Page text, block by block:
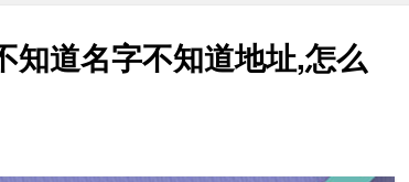
知道名字不知道地址,怎么